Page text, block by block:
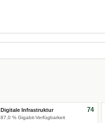
Digitale Infrastruktur
87,0 % Gigabit-Verfügbarkeit
74